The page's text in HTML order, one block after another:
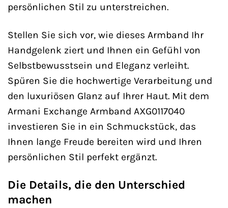
persönlichen Stil zu unterstreichen.
Stellen Sie sich vor, wie dieses Armband Ihr
Handgelenk ziert und Ihnen ein Gefühl von
Selbstbewusstsein und Eleganz verleiht.
Spüren Sie die hochwertige Verarbeitung und
den luxuriösen Glanz auf Ihrer Haut. Mit dem
Armani Exchange Armband AXG0117040
investieren Sie in ein Schmuckstück, das
Ihnen lange Freude bereiten wird und Ihren
persönlichen Stil perfekt ergänzt.
Die Details, die den Unterschied
machen